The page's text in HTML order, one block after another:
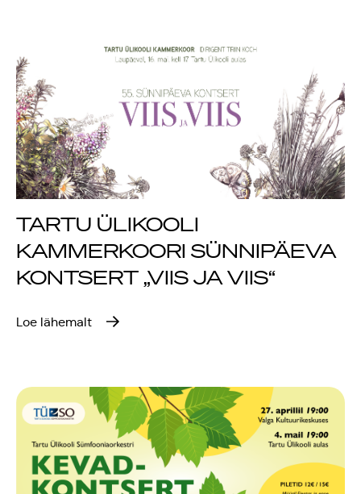
TARTU ÜLIKOOLI
KAMMERKOORI SÜNNIPÄEVA
KONTSERT „VIIS JA VIIS“
Loe lähemalt